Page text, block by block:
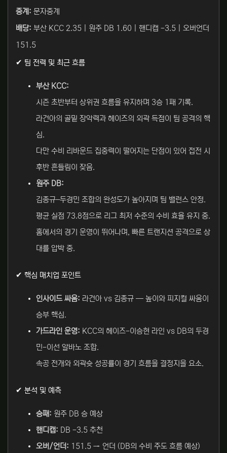
중계: 문자중계
배당: 부산 KCC 2.35 | 원주 DB 1.60 | 핸디캡 -3.5 | 오버언더
151.5
✔ 팀 전력 및 최근 흐름
부산 KCC:
시즌 초반부터 상위권 흐름을 유지하며 3승 1패 기록.
라건아의 골밑 장악력과 헤이즈의 외곽 득점이 팀 공격의 핵
심.
다만 수비 리바운드 집중력이 떨어지는 단점이 있어 접전 시
후반 흔들림이 잦음.
원주 DB:
김종규–두경민 조합의 완성도가 높아지며 팀 밸런스 안정.
평균 실점 73.8점으로 리그 최저 수준의 수비 효율 유지 중.
홈에서의 경기 운영이 뛰어나며, 빠른 트랜지션 공격으로 상
대를 압박 중.
✔ 핵심 매치업 포인트
인사이드 싸움: 라건아 vs 김종규 — 높이와 피지컬 싸움이
승부 핵심.
가드라인 운영: KCC의 헤이즈-이승현 라인 vs DB의 두경
민-이선 알바노 조합.
속공 전개와 외곽슛 성공률이 경기 흐름을 결정지을 요소.
✔ 분석 및 예측
승패: 원주 DB 승 예상
핸디캡: DB -3.5 추천
오버/언더: 151.5 → 언더 (DB의 수비 주도 흐름 예상)